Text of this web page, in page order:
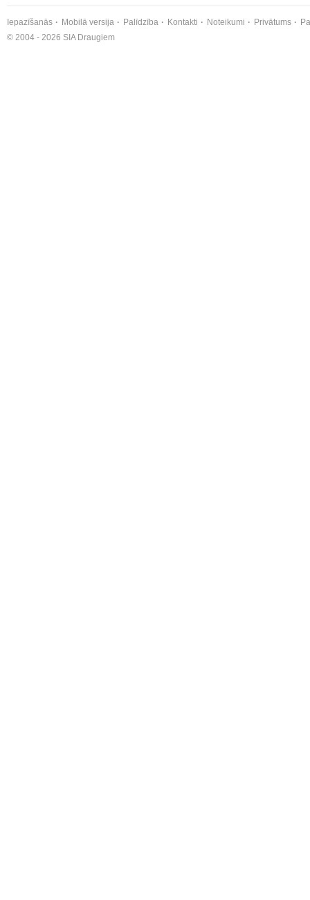
Iepazīšanās Mobilā versija Palīdzība Kontakti Noteikumi Privātums
© 2004 - 2026 SIA Draugiem